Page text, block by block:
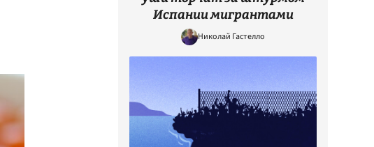
Испании мигрантами
Николай Гастелло